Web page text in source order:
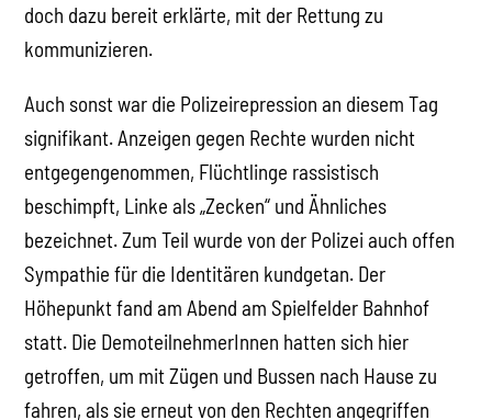
doch dazu bereit erklärte, mit der Rettung zu
kommunizieren.
Auch sonst war die Polizeirepression an diesem Tag
signifikant. Anzeigen gegen Rechte wurden nicht
entgegengenommen, Flüchtlinge rassistisch
beschimpft, Linke als „Zecken“ und Ähnliches
bezeichnet. Zum Teil wurde von der Polizei auch offen
Sympathie für die Identitären kundgetan. Der
Höhepunkt fand am Abend am Spielfelder Bahnhof
statt. Die DemoteilnehmerInnen hatten sich hier
getroffen, um mit Zügen und Bussen nach Hause zu
fahren, als sie erneut von den Rechten angegriffen